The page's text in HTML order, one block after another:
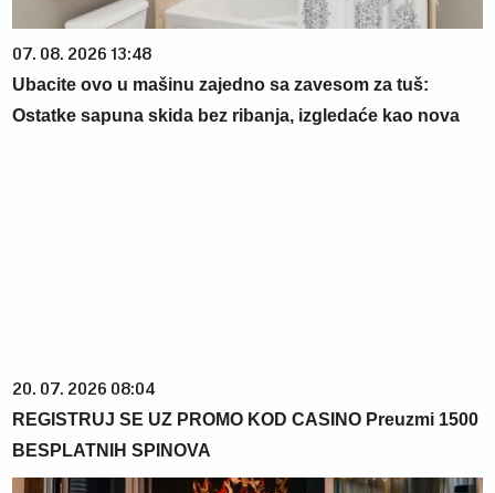
07. 08. 2026 13:48
Ubacite ovo u mašinu zajedno sa zavesom za tuš:
Ostatke sapuna skida bez ribanja, izgledaće kao nova
20. 07. 2026 08:04
REGISTRUJ SE UZ PROMO KOD CASINO Preuzmi 1500
BESPLATNIH SPINOVA